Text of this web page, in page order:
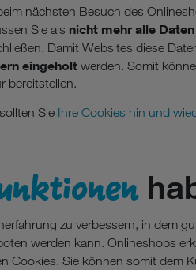
nächsten Besuch des
Sie als nicht mehr alle
Damit Websites diese
eingeholt werden. Somit
bereitstellen.
Sie Ihre Cookies hin und
zu verbessern, in dem
werden kann. Onlineshops
Cookies. Sie können somit dem